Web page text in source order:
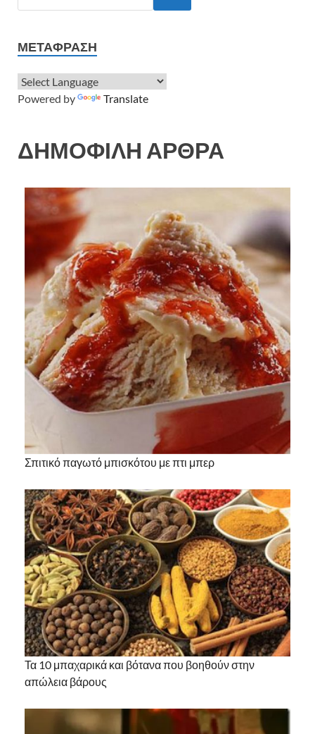
ΜΕΤΆΦΡΑΣΗ
Powered by Translate
ΔΗΜΟΦΙΛΗ ΑΡΘΡΑ
Σπιτικό παγωτό μπισκότου με πτι μπερ
Τα 10 μπαχαρικά και βότανα που βοηθούν στην
απώλεια βάρους